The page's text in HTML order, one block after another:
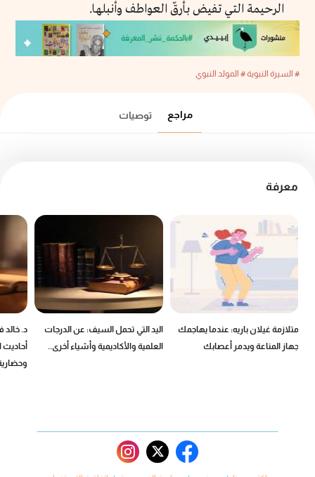
الرحيمة التي تفيض بأرقّ العواطف وأنبلها.
# السيرة النبوية# المولد النبوي
مراجع توصيات
معرفة
متلازمة غيلان باريه: عندما يهاجمك
جهاز المناعة ويدمر أعصابك
اليد التي تحمل السيف: عن الدرجات
العلمية والأكاديمية وأشياء أخرى..
د.
أحاديث